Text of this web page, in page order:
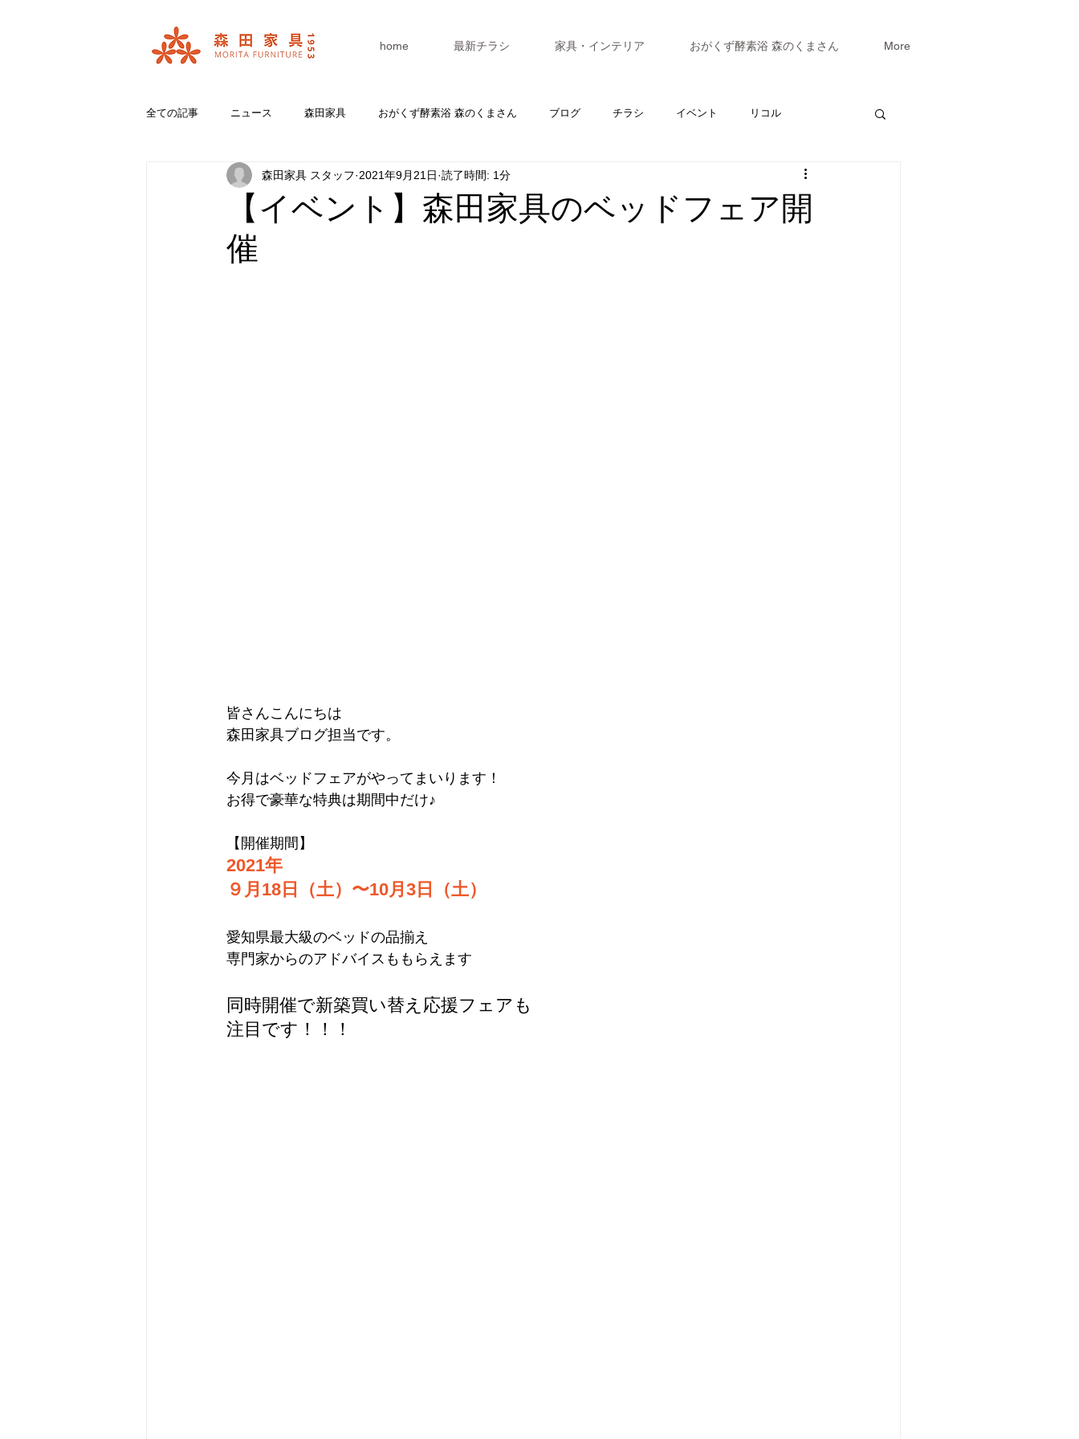
home 最新チラシ 家具・インテリア おがくず酵素浴 森のくまさん More
全ての記事 ニュース 森田家具 おがくず酵素浴 森のくまさん ブログ チラシ イベント リコル
おいいしいコラボ ブランド紹介 カレンダー マスターV3
【イベント】森田家具のベッドフェア開
催
森田家具 スタッフ 2021年9月21日 読了時間: 1分
皆さんこんにちは
森田家具ブログ担当です。
今月はベッドフェアがやってまいります！
お得で豪華な特典は期間中だけ♪
【開催期間】
2021年
９月18日（土）〜10月3日（土）
愛知県最大級のベッドの品揃え
専門家からのアドバイスももらえます
同時開催で新築買い替え応援フェアも
注目です！！！